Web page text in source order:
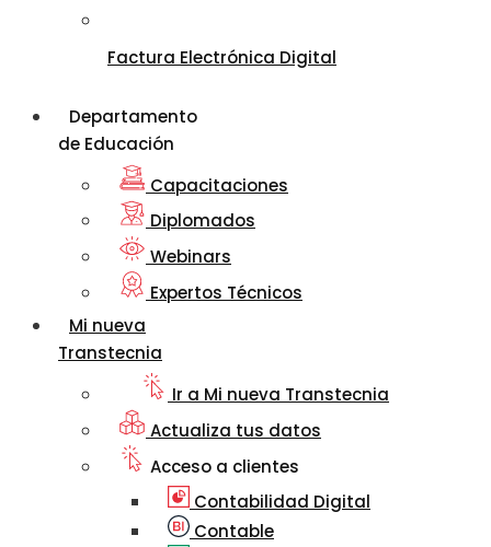
Factura Electrónica Digital
Departamento
de Educación
Capacitaciones
Diplomados
Webinars
Expertos Técnicos
Mi nueva
Transtecnia
Ir a Mi nueva Transtecnia
Actualiza tus datos
Acceso a clientes
Contabilidad Digital
Contable